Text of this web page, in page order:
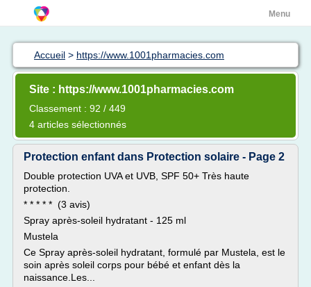
Menu
Accueil > https://www.1001pharmacies.com
Site : https://www.1001pharmacies.com
Classement : 92 / 449
4 articles sélectionnés
Protection enfant dans Protection solaire - Page 2
Double protection UVA et UVB, SPF 50+ Très haute
protection.
* * * * * (3 avis)
Spray après-soleil hydratant - 125 ml
Mustela
Ce Spray après-soleil hydratant, formulé par Mustela, est le
soin après soleil corps pour bébé et enfant dès la
naissance.Les...